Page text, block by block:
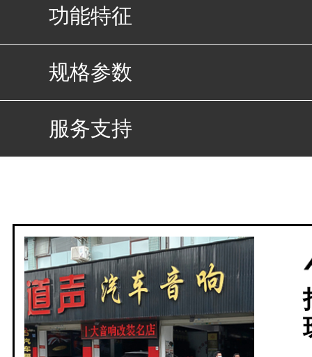
功能特征
规格参数
服务支持